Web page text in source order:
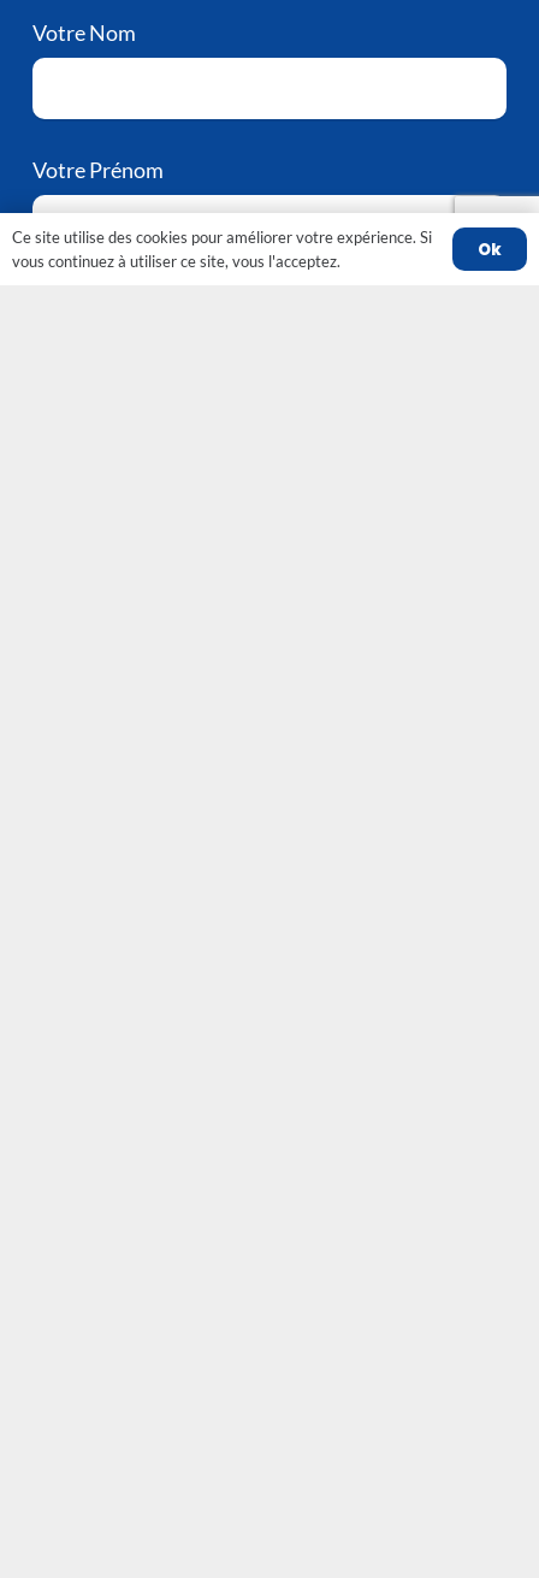
Votre Nom
Votre Prénom
Ce site utilise des cookies pour améliorer votre expérience. Si
vous continuez à utiliser ce site, vous l'acceptez.
Ok